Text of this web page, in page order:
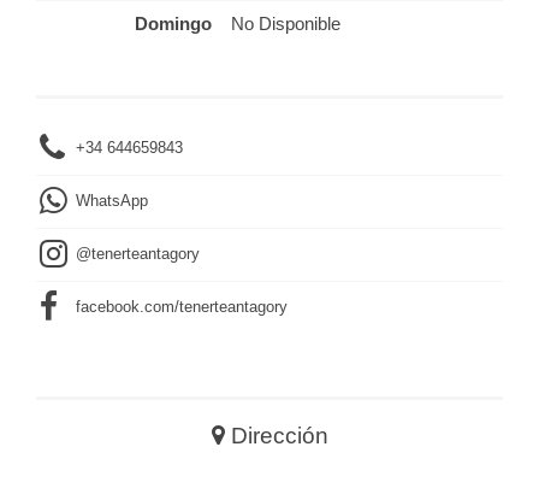
Domingo No Disponible
+34 644659843
WhatsApp
@tenerteantagory
facebook.com/tenerteantagory
Dirección